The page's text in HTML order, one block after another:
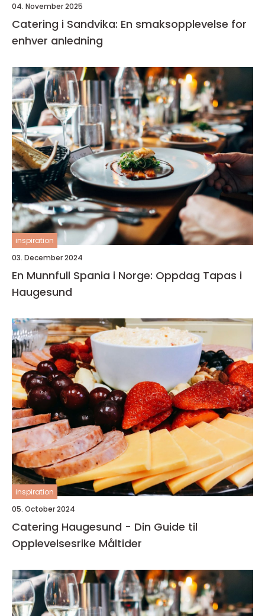
04. November 2025
Catering i Sandvika: En smaksopplevelse for
enhver anledning
inspiration
03. December 2024
En Munnfull Spania i Norge: Oppdag Tapas i
Haugesund
inspiration
05. October 2024
Catering Haugesund - Din Guide til
Opplevelsesrike Måltider